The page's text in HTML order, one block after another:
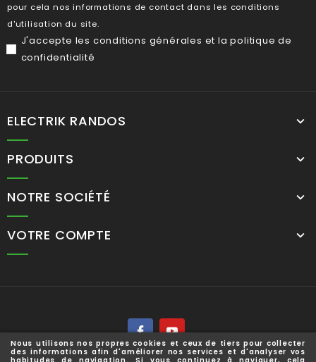
Nous utilisons nos propres cookies et ceux de tiers pour collecter
des informations afin d'améliorer nos services et d'analyser vos
pour cela nos informations de contact dans les conditions
d'utilisation du site.
J'accepte les conditions générales et lapolitique de
confidentialité
ELECTRIK RANDOS
PRODUITS
NOTRE SOCIÉTÉ
VOTRE COMPTE